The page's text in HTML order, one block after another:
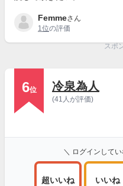
Femmeさん
1位の評価
スポ
6位 冷泉為人
(41人が評価)
＼ ログインして
超いいね いいね